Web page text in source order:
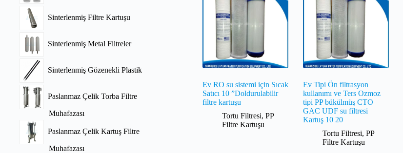
Ev RO su sistemi için Sıcak
Satıcı 10 ”Doldurulabilir
filtre kartuşu
Tortu Filtresi, PP
Filtre Kartuşu
Ev Tipi Ön filtrasyon
kullanımı ve Ters Ozmoz
tipi PP bükülmüş CTO
GAC UDF su filtresi
Kartuş 10 20
Tortu Filtresi,PP
Filtre Kartuşu
Sinterlenmiş Filtre Kartuşu
Sinterlenmiş Metal Filtreler
Sinterlenmiş Gözenekli Plastik
Paslanmaz Çelik Torba Filtre
Muhafazası
Paslanmaz Çelik Kartuş Filtre
Muhafazası